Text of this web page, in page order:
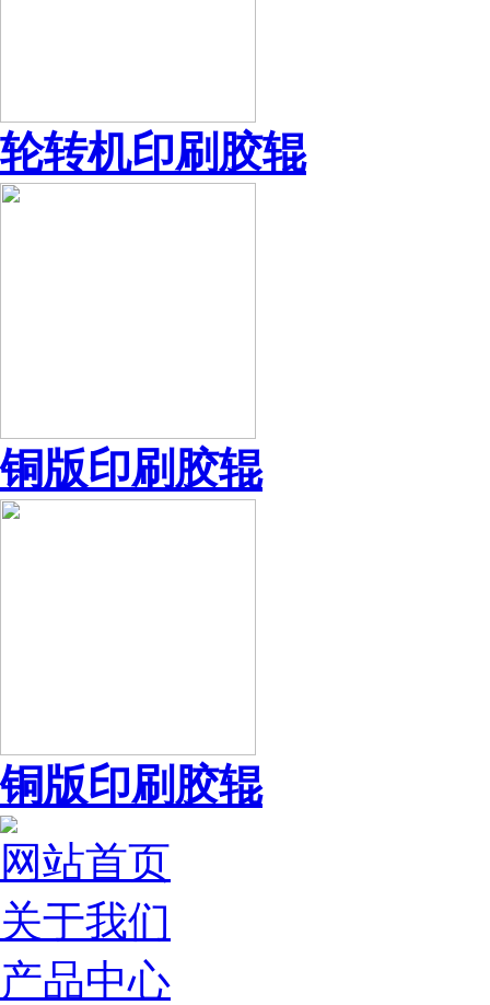
轮转机印刷胶辊
铜版印刷胶辊
铜版印刷胶辊
网站首页
关于我们
产品中心